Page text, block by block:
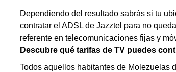
Dependiendo del resultado sabrás si tu
contratar el ADSL de Jazztel para no
referente en telecomunicaciones fijas y
Descubre qué tarifas de TV puedes
Todos aquellos habitantes de Molezuelas